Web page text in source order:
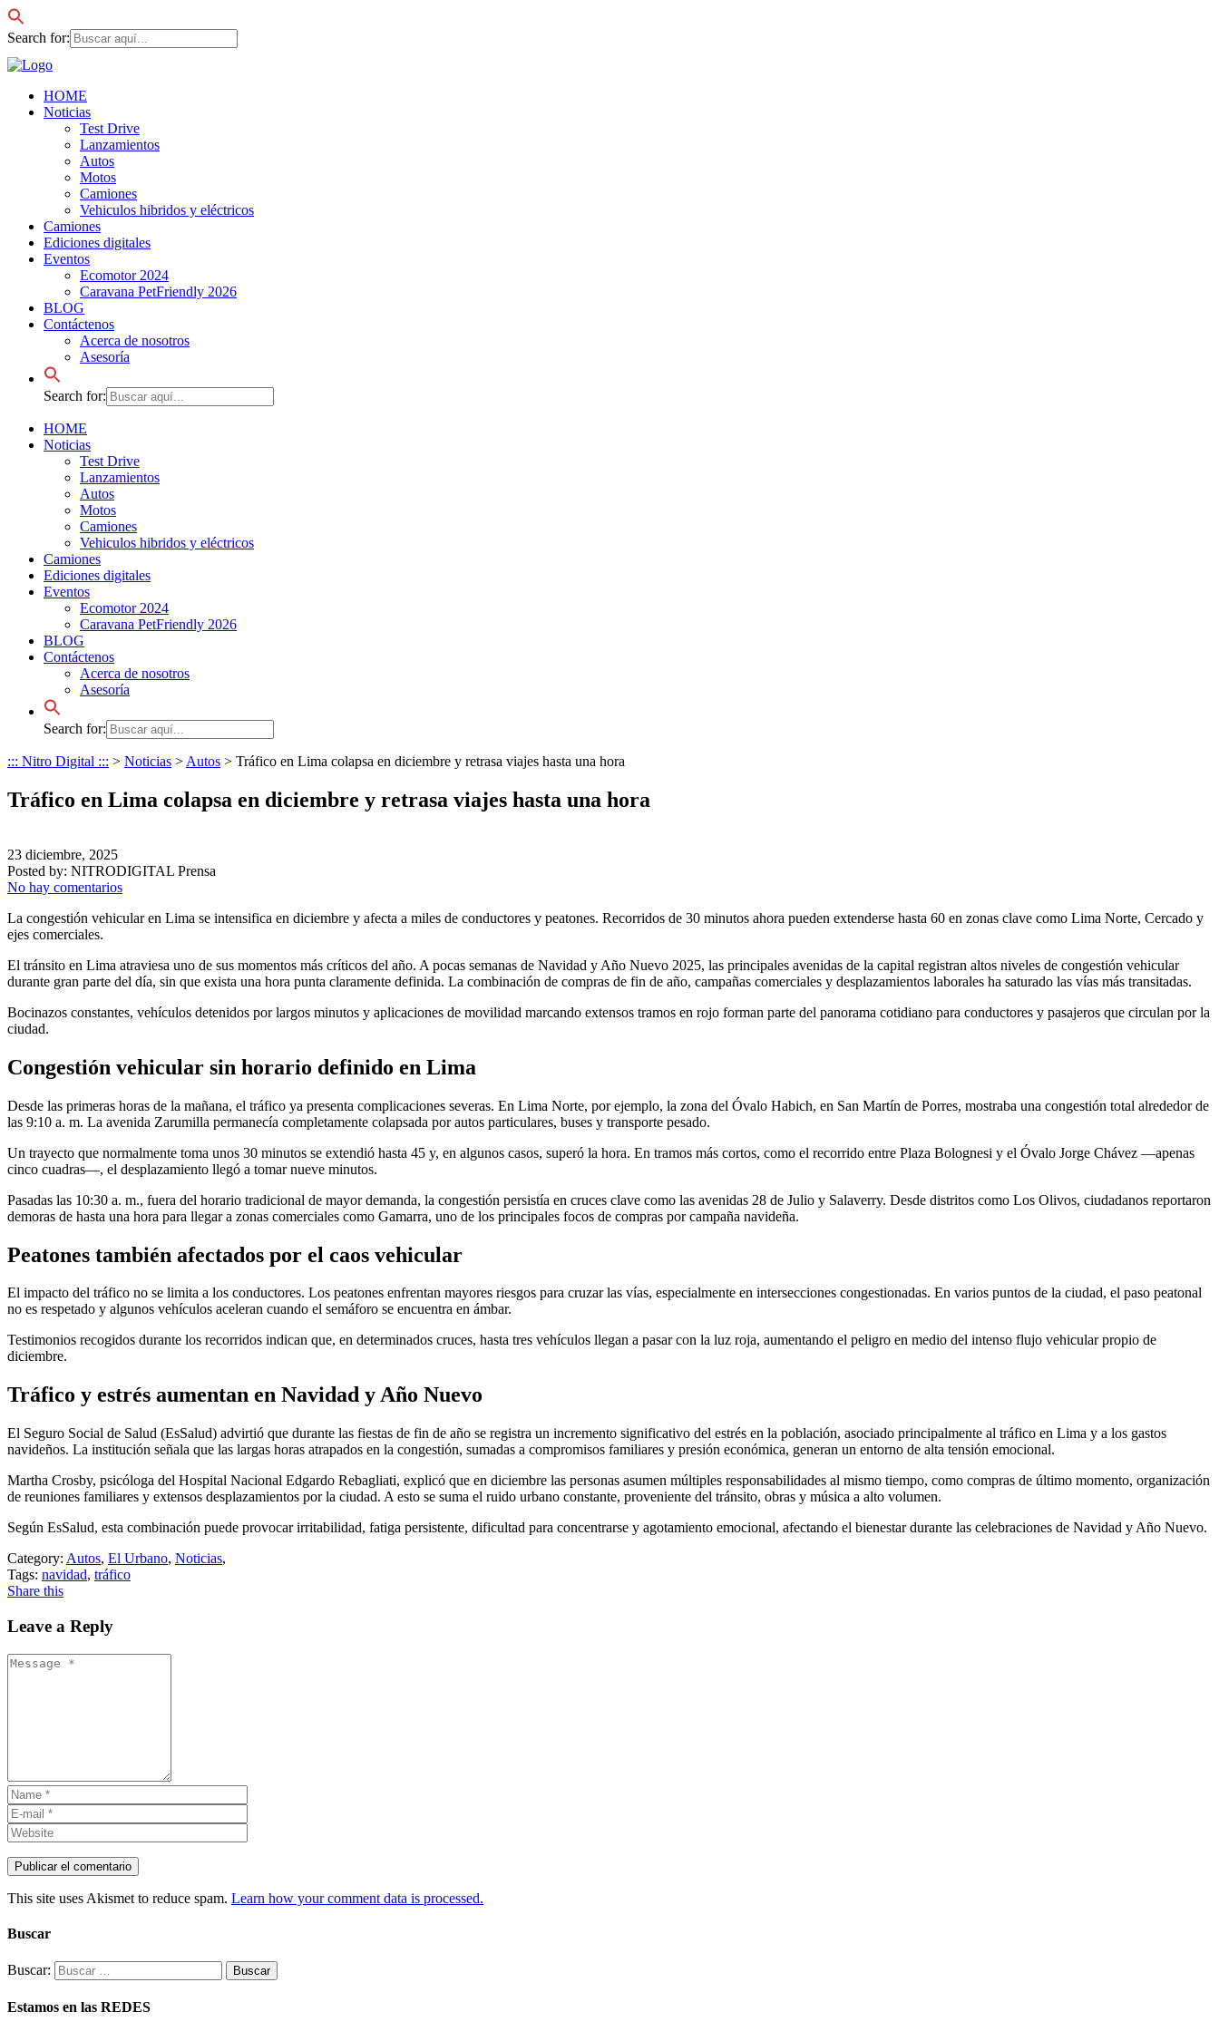
Search for:
HOME
Noticias
Test Drive
Lanzamientos
Autos
Motos
Camiones
Vehiculos hibridos y eléctricos
Camiones
Ediciones digitales
Eventos
Ecomotor 2024
Caravana PetFriendly 2026
BLOG
Contáctenos
Acerca de nosotros
Asesoría
Search for:
HOME
Noticias
Test Drive
Lanzamientos
Autos
Motos
Camiones
Vehiculos hibridos y eléctricos
Camiones
Ediciones digitales
Eventos
Ecomotor 2024
Caravana PetFriendly 2026
BLOG
Contáctenos
Acerca de nosotros
Asesoría
Search for:
::: Nitro Digital ::: > Noticias > Autos > Tráfico en Lima colapsa en diciembre y retrasa viajes hasta una hora
Tráfico en Lima colapsa en diciembre y retrasa viajes hasta una hora
23 diciembre, 2025
Posted by: NITRODIGITAL Prensa
No hay comentarios
La congestión vehicular en Lima se intensifica en diciembre y afecta a miles de conductores y peatones. Recorridos de 30 minutos ahora pueden extenderse hasta 60 en zonas clave como Lima Norte, Cercado y
ejes comerciales.
El tránsito en Lima atraviesa uno de sus momentos más críticos del año. A pocas semanas de Navidad y Año Nuevo 2025, las principales avenidas de la capital registran altos niveles de congestión vehicular
durante gran parte del día, sin que exista una hora punta claramente definida. La combinación de compras de fin de año, campañas comerciales y desplazamientos laborales ha saturado las vías más transitadas.
Bocinazos constantes, vehículos detenidos por largos minutos y aplicaciones de movilidad marcando extensos tramos en rojo forman parte del panorama cotidiano para conductores y pasajeros que circulan por la
ciudad.
Congestión vehicular sin horario definido en Lima
Desde las primeras horas de la mañana, el tráfico ya presenta complicaciones severas. En Lima Norte, por ejemplo, la zona del Óvalo Habich, en San Martín de Porres, mostraba una congestión total alrededor de
las 9:10 a. m. La avenida Zarumilla permanecía completamente colapsada por autos particulares, buses y transporte pesado.
Un trayecto que normalmente toma unos 30 minutos se extendió hasta 45 y, en algunos casos, superó la hora. En tramos más cortos, como el recorrido entre Plaza Bolognesi y el Óvalo Jorge Chávez —apenas
cinco cuadras—, el desplazamiento llegó a tomar nueve minutos.
Pasadas las 10:30 a. m., fuera del horario tradicional de mayor demanda, la congestión persistía en cruces clave como las avenidas 28 de Julio y Salaverry. Desde distritos como Los Olivos, ciudadanos reportaron
demoras de hasta una hora para llegar a zonas comerciales como Gamarra, uno de los principales focos de compras por campaña navideña.
Peatones también afectados por el caos vehicular
El impacto del tráfico no se limita a los conductores. Los peatones enfrentan mayores riesgos para cruzar las vías, especialmente en intersecciones congestionadas. En varios puntos de la ciudad, el paso peatonal
no es respetado y algunos vehículos aceleran cuando el semáforo se encuentra en ámbar.
Testimonios recogidos durante los recorridos indican que, en determinados cruces, hasta tres vehículos llegan a pasar con la luz roja, aumentando el peligro en medio del intenso flujo vehicular propio de
diciembre.
Tráfico y estrés aumentan en Navidad y Año Nuevo
El Seguro Social de Salud (EsSalud) advirtió que durante las fiestas de fin de año se registra un incremento significativo del estrés en la población, asociado principalmente al tráfico en Lima y a los gastos
navideños. La institución señala que las largas horas atrapados en la congestión, sumadas a compromisos familiares y presión económica, generan un entorno de alta tensión emocional.
Martha Crosby, psicóloga del Hospital Nacional Edgardo Rebagliati, explicó que en diciembre las personas asumen múltiples responsabilidades al mismo tiempo, como compras de último momento, organización
de reuniones familiares y extensos desplazamientos por la ciudad. A esto se suma el ruido urbano constante, proveniente del tránsito, obras y música a alto volumen.
Según EsSalud, esta combinación puede provocar irritabilidad, fatiga persistente, dificultad para concentrarse y agotamiento emocional, afectando el bienestar durante las celebraciones de Navidad y Año Nuevo.
Category: Autos, El Urbano, Noticias,
Tags: navidad, tráfico
Share this
Leave a Reply
This site uses Akismet to reduce spam. Learn how your comment data is processed.
Buscar
Buscar:
Estamos en las REDES